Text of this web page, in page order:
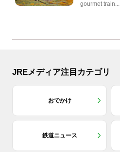
gourmet train...
JREメディア注目カテゴリ
おでかけ
鉄道ニュース